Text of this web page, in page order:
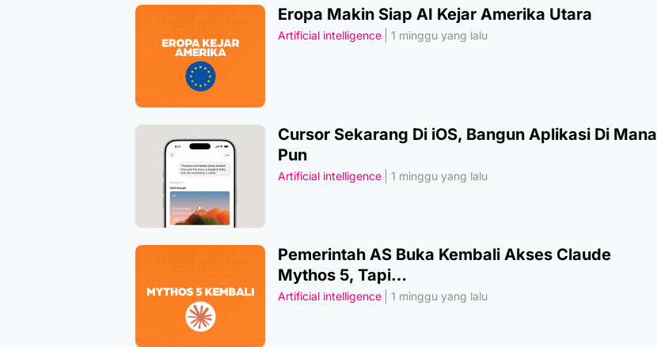
Eropa Makin Siap AI Kejar Amerika Utara
Artificial intelligence 1 minggu yang lalu
Cursor Sekarang Di iOS, Bangun Aplikasi Di Mana
Pun
Artificial intelligence 1 minggu yang lalu
Pemerintah AS Buka Kembali Akses Claude
Mythos 5, Tapi…
Artificial intelligence 1 minggu yang lalu